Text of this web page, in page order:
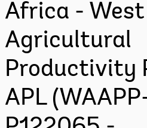
Africa -
Agricultural
Productivity
APL